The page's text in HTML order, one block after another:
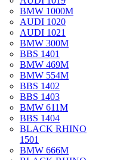
BMW 1000M
AUDI 1020
AUDI 1021
BMW 300M
BBS 1401
BMW 469M
BMW 554M
BBS 1402
BBS 1403
BMW 611M
BBS 1404
BLACK RHINO
1501
BMW 666M